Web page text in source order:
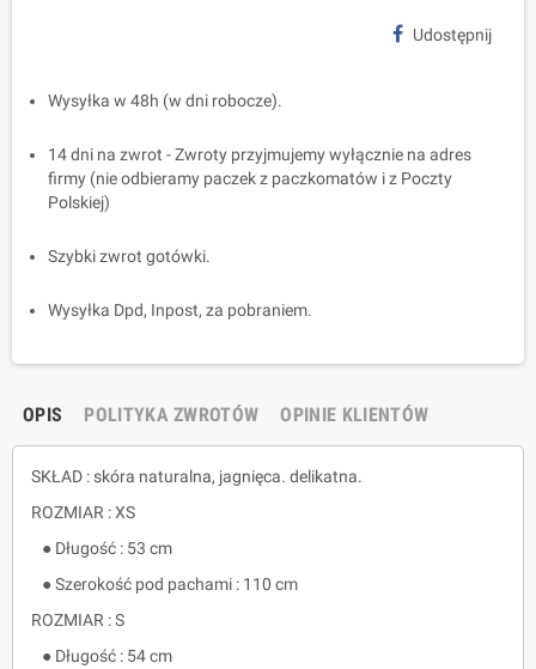
Udostępnij
Wysyłka w 48h (w dni robocze).
14 dni na zwrot - Zwroty przyjmujemy wyłącznie na adres
firmy (nie odbieramy paczek z paczkomatów i z Poczty
Polskiej)
Szybki zwrot gotówki.
Wysyłka Dpd, Inpost, za pobraniem.
OPIS POLITYKA ZWROTÓW OPINIE KLIENTÓW
SKŁAD : skóra naturalna, jagnięca. delikatna.
ROZMIAR : XS
● Długość : 53 cm
● Szerokość pod pachami : 110 cm
ROZMIAR : S
● Długość : 54 cm